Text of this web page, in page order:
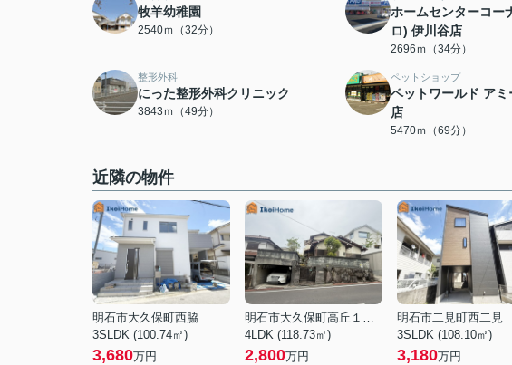
牧羊幼稚園
2540ｍ（32分）
ホームセンターコー
ロ) 伊川谷店
2696ｍ（34分）
整形外科
にった整形外科クリニック
3843ｍ（49分）
ペットショップ
ペットワールド ア
店
5470ｍ（69分）
近隣の物件
明石市大久保町西脇
3SLDK (100.74㎡)
3,680万円
明石市大久保町高丘１丁目
4LDK (118.73㎡)
2,800万円
明石市二見町西二見
3SLDK (108.10㎡)
3,180万円